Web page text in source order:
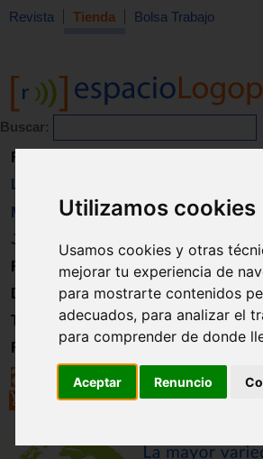
Utilizamos cookies
Usamos cookies y otras
mejorar tu experiencia de
para mostrarte contenidos
adecuados, para analizar el
para comprender de donde
Aceptar Renuncio
Revista Tienda Bolsa Trabajo
Buscar:
Revista
Libros
Material
Juguetes
Formación
Directorio
Trabajo
Registro